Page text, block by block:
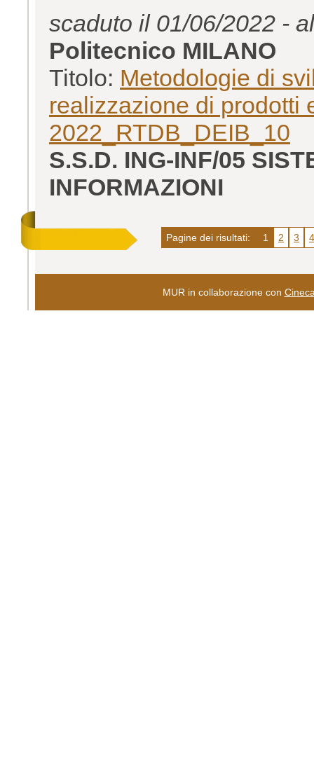
scaduto il 01/06/2022 -
Politecnico MILANO
Titolo: Metodologie di
realizzazione di prodotti
2022_RTDB_DEIB_10
S.S.D. ING-INF/05
INFORMAZIONI
Pagine dei risultati: 1 2 3 4
MUR in collaborazione con